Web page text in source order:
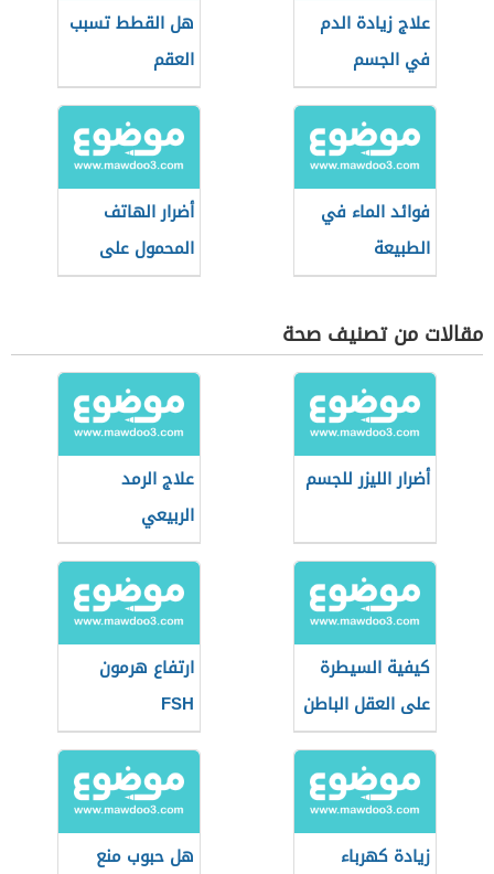
علاج زيادة الدم
في الجسم
هل القطط تسبب
العقم
فوائد الماء في
الطبيعة
أضرار الهاتف
المحمول على
صحة الإنسان
مقالات من تصنيف صحة
أضرار الليزر للجسم
علاج الرمد
الربيعي
كيفية السيطرة
على العقل الباطن
ارتفاع هرمون
FSH
زيادة كهرباء
هل حبوب منع